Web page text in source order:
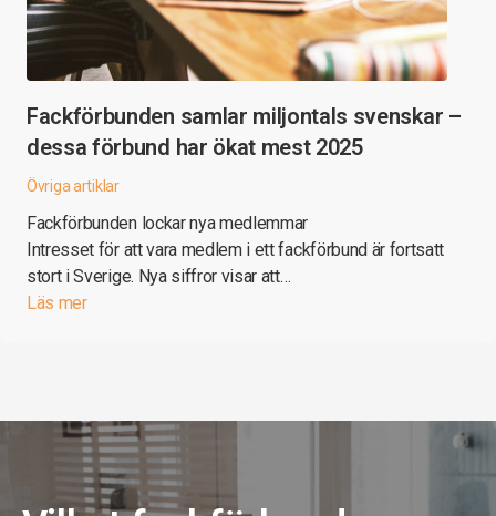
Fackförbunden samlar miljontals svenskar –
dessa förbund har ökat mest 2025
Övriga artiklar
Fackförbunden lockar nya medlemmar
Intresset för att vara medlem i ett fackförbund är fortsatt
stort i Sverige. Nya siffror visar att…
Läs mer